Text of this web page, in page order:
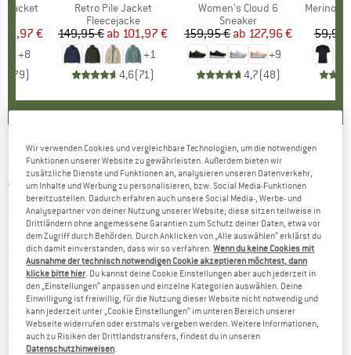
Jacket
Preis
€
+8
79)
Artikel
Retro Pile Jacket
Produktgruppe
Fleecejacke
Preis
149,95 € reduzierter Preis
ab 101,97 €
+1
4,6(71)
Artikel
Women's Cloud 6
Produktgruppe
Sneaker
Preis
159,95 € reduzierter Preis
ab 127,96 €
+9
4,7(48)
Artikel
MerinoMix150
59,95
DYNAFIT -TLT Evo Goggle S2 - Skibrille
5,0(1)
Wir verwenden Cookies und vergleichbare Technologien, um die notwendigen
Funktionen unserer Website zu gewährleisten. Außerdem bieten wir
zusätzliche Dienste und Funktionen an, analysieren unseren Datenverkehr,
um Inhalte und Werbung zu personalisieren, bzw. Social Media-Funktionen
bereitzustellen. Dadurch erfahren auch unsere Social Media-, Werbe- und
Analysepartner von deiner Nutzung unserer Website; diese sitzen teilweise in
Drittländern ohne angemessene Garantien zum Schutz deiner Daten, etwa vor
dem Zugriff durch Behörden. Durch Anklicken von „Alle auswählen“ erklärst du
dich damit einverstanden, dass wir so verfahren.Wenn du keine Cookies mit
Ausnahme der technisch notwendigen Cookie akzeptieren möchtest, dann
klicke bitte hier . Du kannst deine Cookie Einstellungen aber auch jederzeit in
den „Einstellungen“ anpassen und einzelne Kategorien auswählen. Deine
Einwilligung ist freiwillig, für die Nutzung dieser Website nicht notwendig und
kann jederzeit unter „Cookie Einstellungen“ im unteren Bereich unserer
Webseite widerrufen oder erstmals vergeben werden. Weitere Informationen,
auch zu Risiken der Drittlandstransfers, findest du in unseren
Datenschutzhinweisen